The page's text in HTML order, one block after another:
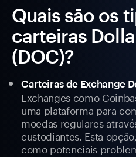
Quais são os
carteiras
(DOC)?
Carteiras de Exchange
Exchanges como
uma plataforma para
moedas regulares
custodiantes. Esta
como potenciais